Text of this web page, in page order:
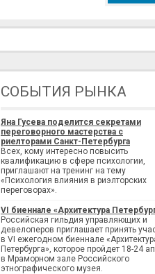
СОБЫТИЯ РЫНКА
Яна Гусева поделится секретами
переговорного мастерства с
риелторами Санкт-Петербурга
Всех, кому интересно повысить
квалификацию в сфере психологии,
приглашают на тренинг на тему
«Психология влияния в риэлторских
переговорах».
VI биеннале «Архитектура
Российская гильдия управляющих и
девелоперов приглашает принять
в VI ежегодном биеннале
Петербурга», которое пройдет 18-24
в Мраморном зале Российского
этнографического музея.